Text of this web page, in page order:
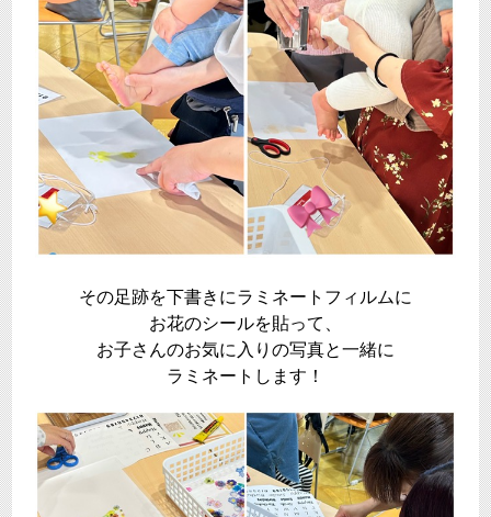
その足跡を下書きにラミネートフィルムに
お花のシールを貼って、
お子さんのお気に入りの写真と一緒に
ラミネートします！